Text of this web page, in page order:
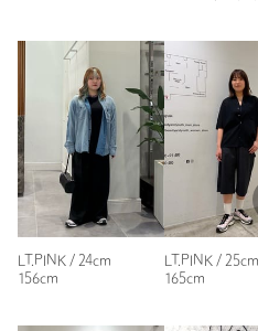
洗濯表示
原産国
商品番号 1831-4-
女性
164cm
普段の着用サイズ： 24.5cm
2人が参考になったと回答
参考になった
LT.PINK / 24cm
156cm
LT.PINK / 25cm
165cm